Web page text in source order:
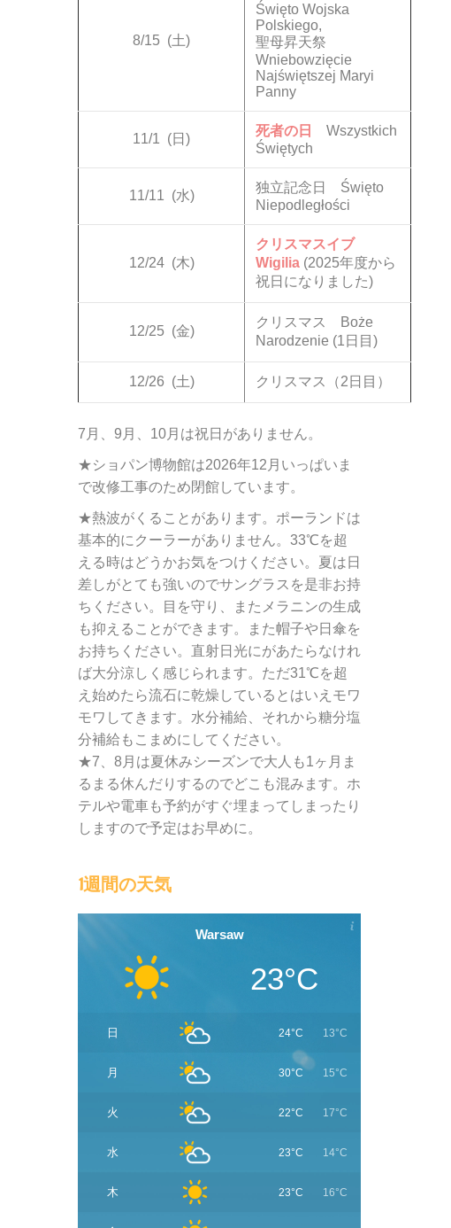
8/15 (土)
Święto Wojska
Polskiego,
聖母昇天祭
Wniebowzięcie
Najświętszej Maryi
Panny
11/1 (日)
死者の日
Wszystkich
Świętych
11/11 (水)
独立記念日 Święto
Niepodległości
12/24 (木)
クリスマスイブ
Wigilia (2025年度から
祝日になりました)
12/25 (金)
クリスマス Boże
Narodzenie (1日目)
12/26 (土) クリスマス（2日目）
7月、9月、10月は祝日がありません。
★ショパン博物館は2026年12月いっぱいま
で改修工事のため閉館しています。
★熱波がくることがあります。ポーランドは
基本的にクーラーがありません。33℃を超
える時はどうかお気をつけください。夏は日
差しがとても強いのでサングラスを是非お持
ちください。目を守り、またメラニンの生成
も抑えることができます。また帽子や日傘を
お持ちください。直射日光にがあたらなけれ
ば大分涼しく感じられます。ただ31℃を超
え始めたら流石に乾燥しているとはいえモワ
モワしてきます。水分補給、それから糖分塩
分補給もこまめにしてください。
★7、8月は夏休みシーズンで大人も1ヶ月ま
るまる休んだりするのでどこも混みます。ホ
テルや電車も予約がすぐ埋まってしまったり
しますので予定はお早めに。
1週間の天気
Warsaw
23°C
日 24°C 13°C
月 30°C 15°C
火 22°C 17°C
水 23°C 14°C
木 23°C 16°C